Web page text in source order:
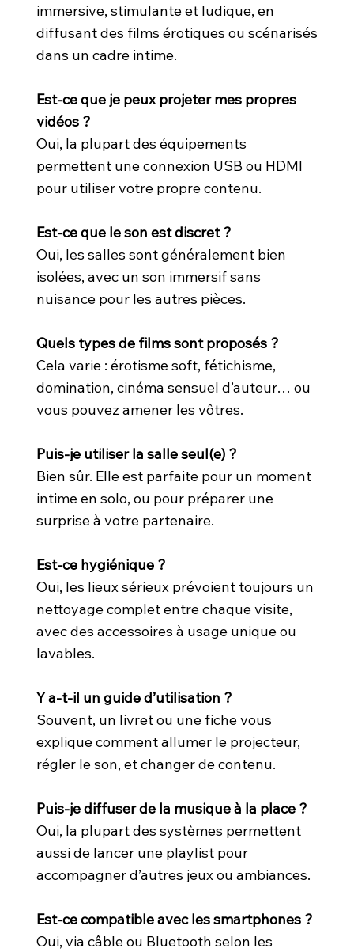
immersive, stimulante et ludique, en
diffusant des films érotiques ou scénarisés
dans un cadre intime.
Est-ce que je peux projeter mes propres
vidéos ?
Oui, la plupart des équipements
permettent une connexion USB ou HDMI
pour utiliser votre propre contenu.
Est-ce que le son est discret ?
Oui, les salles sont généralement bien
isolées, avec un son immersif sans
nuisance pour les autres pièces.
Quels types de films sont proposés ?
Cela varie : érotisme soft, fétichisme,
domination, cinéma sensuel d’auteur… ou
vous pouvez amener les vôtres.
Puis-je utiliser la salle seul(e) ?
Bien sûr. Elle est parfaite pour un moment
intime en solo, ou pour préparer une
surprise à votre partenaire.
Est-ce hygiénique ?
Oui, les lieux sérieux prévoient toujours un
nettoyage complet entre chaque visite,
avec des accessoires à usage unique ou
lavables.
Y a-t-il un guide d’utilisation ?
Souvent, un livret ou une fiche vous
explique comment allumer le projecteur,
régler le son, et changer de contenu.
Puis-je diffuser de la musique à la place ?
Oui, la plupart des systèmes permettent
aussi de lancer une playlist pour
accompagner d’autres jeux ou ambiances.
Est-ce compatible avec les smartphones ?
Oui, via câble ou Bluetooth selon les